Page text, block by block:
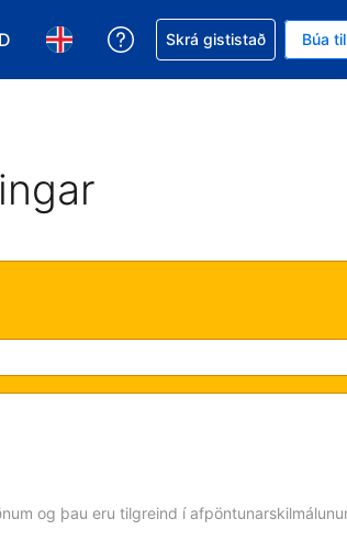
gjaldmiðil. Í augnablikinu er
Veldu þitt tungumál. Í augnablikinu
Fá aðstoð við bókunina
Skrá gististað Búa
og þau eru tilgreind í